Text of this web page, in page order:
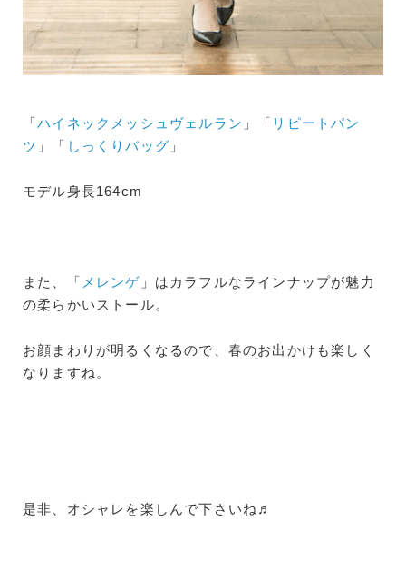
「ハイネックメッシュヴェルラン 」「 リピートパン
ツ 」「 しっくりバッグ 」
モデル身長164cm
また、「 メレンゲ 」はカラフルなラインナップが魅力
の柔らかいストール。
お顔まわりが明るくなるので、春のお出かけも楽しく
なりますね。
是非、オシャレを楽しんで下さいね♬